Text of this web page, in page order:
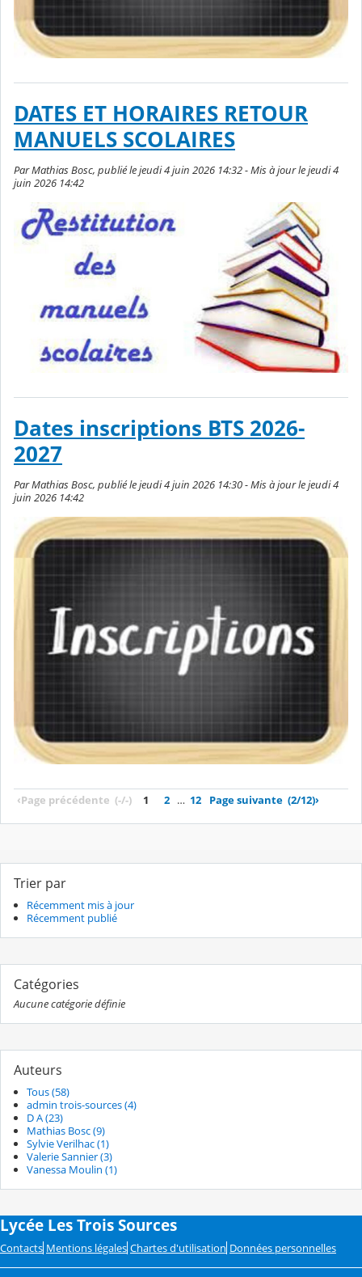
DATES ET HORAIRES RETOUR
MANUELS SCOLAIRES
Par Mathias Bosc, publié le jeudi 4 juin 2026 14:32 - Mis à jour le jeudi 4
juin 2026 14:42
Dates inscriptions BTS 2026-
2027
Par Mathias Bosc, publié le jeudi 4 juin 2026 14:30 - Mis à jour le jeudi 4
juin 2026 14:42
‹Page précédente (-/-) 1 2 … 12 Page suivante (2/12)›
Trier par
Récemment mis à jour
Récemment publié
Catégories
Aucune catégorie définie
Auteurs
Tous (58)
admin trois-sources (4)
D A (23)
Mathias Bosc (9)
Sylvie Verilhac (1)
Valerie Sannier (3)
Vanessa Moulin (1)
Lycée Les Trois Sources
Contacts Mentions légales Chartes d'utilisation Données personnelles